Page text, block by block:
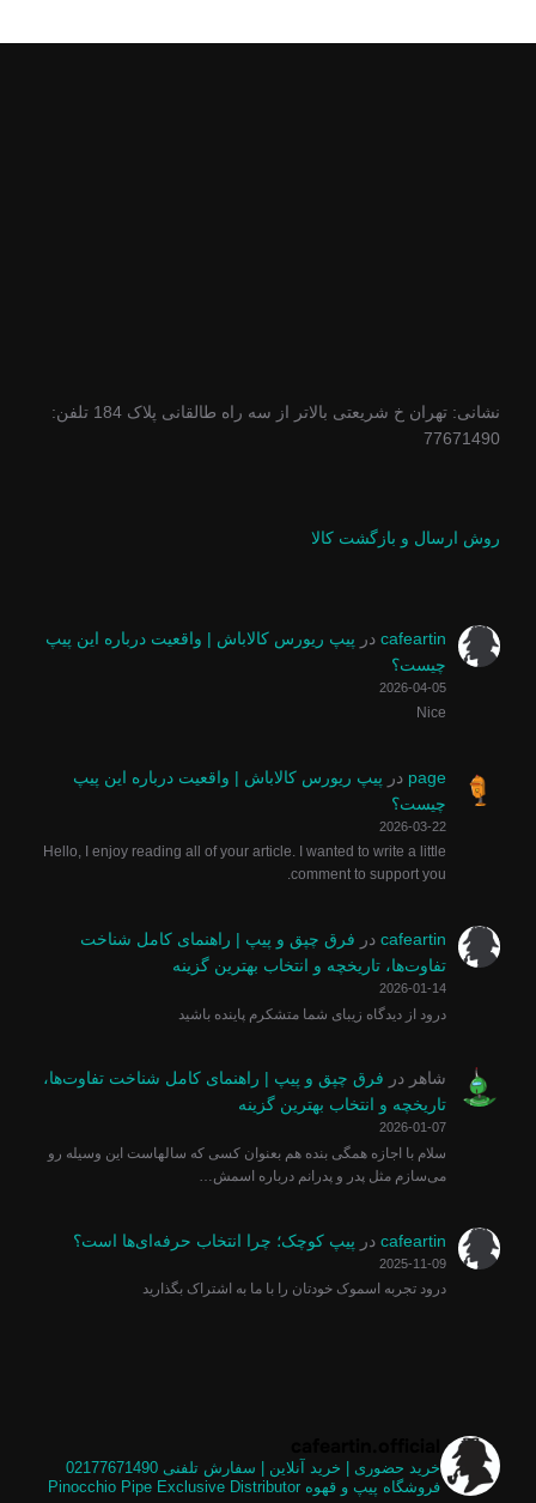
نشانی: تهران خ شریعتی بالاتر از سه راه طالقانی پلاک 184 تلفن:
77671490
روش ارسال و بازگشت کالا
cafeartin در پیپ ریورس کالاباش | واقعیت درباره این پیپ
چیست؟
2026-04-05
Nice
page در پیپ ریورس کالاباش | واقعیت درباره این پیپ
چیست؟
2026-03-22
Hello, I enjoy reading all of your article. I wanted to write a little
comment to support you.
cafeartin در فرق چپق و پیپ | راهنمای کامل شناخت
تفاوت‌ها، تاریخچه و انتخاب بهترین گزینه
2026-01-14
درود از دیدگاه زیبای شما متشکرم پاینده باشید
شاهر در فرق چپق و پیپ | راهنمای کامل شناخت تفاوت‌ها،
تاریخچه و انتخاب بهترین گزینه
2026-01-07
سلام با اجازه همگی بنده هم بعنوان کسی که سالهاست این وسیله رو
می‌سازم مثل پدر و پدرانم درباره اسمش…
cafeartin در پیپ کوچک؛ چرا انتخاب حرفه‌ای‌ها است؟
2025-11-09
درود تجربه اسموک خودتان را با ما به اشتراک بگذارید
خرید حضوری | خرید آنلاین | سفارش تلفنی
فروشگاه پیپ و قهوه